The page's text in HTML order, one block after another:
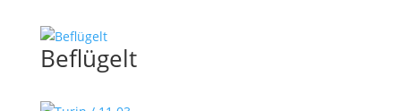
Beflügelt